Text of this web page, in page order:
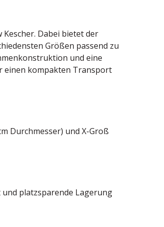
Kescher. Dabei bietet der
Größen passend zu
und eine
einen kompakten Transport
Durchmesser) und X-Groß
platzsparende Lagerung